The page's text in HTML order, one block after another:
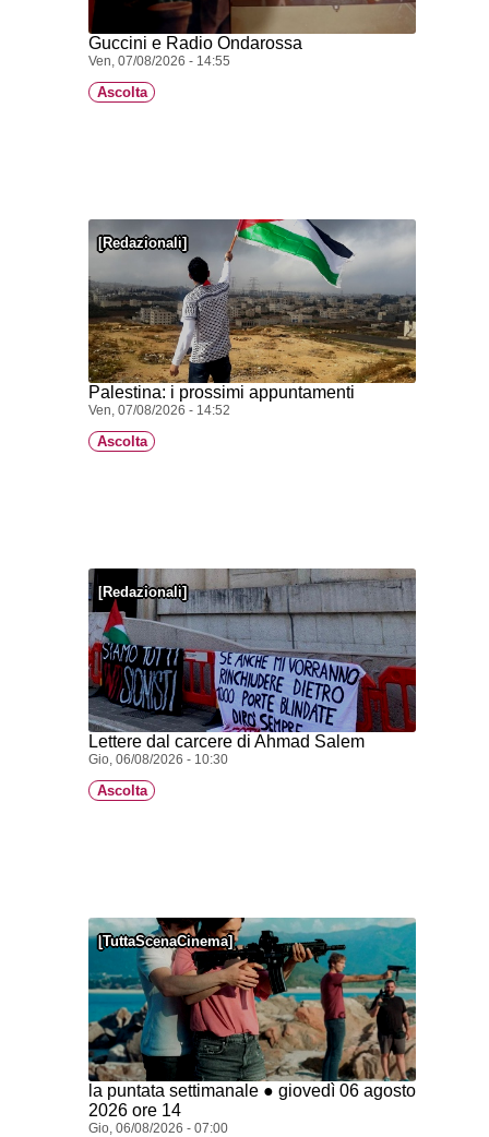
Guccini e Radio Ondarossa
Ven, 07/08/2026 - 14:55
Ascolta
Palestina: i prossimi appuntamenti
Ven, 07/08/2026 - 14:52
Redazionali
Ascolta
Lettere dal carcere di Ahmad Salem
Gio, 06/08/2026 - 10:30
Redazionali
Ascolta
la puntata settimanale ● giovedì 06 agosto
2026 ore 14
Gio, 06/08/2026 - 07:00
TuttaScenaCinema